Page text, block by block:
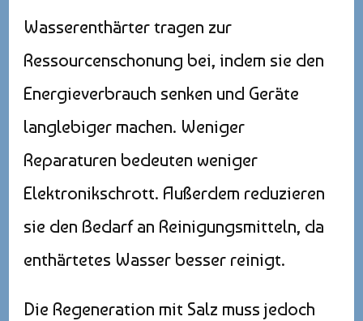
Wasserenthärter tragen zur
Ressourcenschonung bei, indem sie den
Energieverbrauch senken und Geräte
langlebiger machen. Weniger
Reparaturen bedeuten weniger
Elektronikschrott. Außerdem reduzieren
sie den Bedarf an Reinigungsmitteln, da
enthärtetes Wasser besser reinigt.
Die Regeneration mit Salz muss jedoch